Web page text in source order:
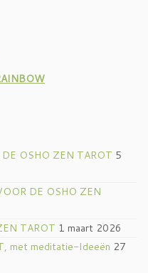
OSHO ZEN TAROT 5
DE OSHO ZEN
TAROT 1 maart 2026
met meditatie-Ideeën 27